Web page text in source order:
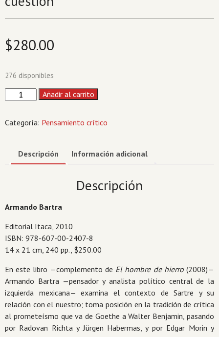
$280.00
276 disponibles
Tomarse
cuestión
Añadir al carrito
Categoría: Pensamiento crítico
Descripción Información adicional
Descripción
Armando Bartra
Editorial Itaca, 2010
ISBN: 978-607-00-2407-8
14 x 21 cm, 240 pp., $250.00
En este libro —complemento de El hombre de hierro(2008)—
Armando Bartra —pensador y analista político central de la
izquierda mexicana— examina el contexto de Sartre y su
relación con el nuestro; toma posición en la tradición de crítica
al prometeísmo que va de Goethe a Walter Benjamin, pasando
por Radovan Richta y Jürgen Habermas, y por Edgar Morin y